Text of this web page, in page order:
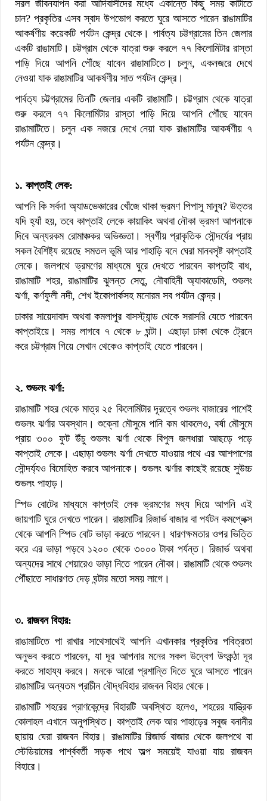
সরল জীবনযাপন করা আদিবাসীদের মধ্যে একান্তে কিছু সময় কাটাতে
চান? প্রকৃতির এসব স্বাদ উপভোগ করতে ঘুরে আসতে পারেন রাঙামাটির
আকর্ষণীয় কয়েকটি পর্যটন কেন্দ্র থেকে। পার্বত্য চট্টগ্রামের তিন জেলার
একটি রাঙামাটি। চট্টগ্রাম থেকে যাত্রা শুরু করলে ৭৭ কিলোমিটার রাস্তা
পাড়ি দিয়ে আপনি পৌঁছে যাবেন রাঙামাটিতে। চলুন, একনজরে দেখে
নেওয়া যাক রাঙামাটির আকর্ষণীয় সাত পর্যটন কেন্দ্র।
পার্বত্য চট্টগ্রামের তিনটি জেলার একটি রাঙামাটি। চট্টগ্রাম থেকে যাত্রা
শুরু করলে ৭৭ কিলোমিটার রাস্তা পাড়ি দিয়ে আপনি পৌঁছে যাবেন
রাঙামাটিতে। চলুন এক নজরে দেখে নেয়া যাক রাঙামাটির আকর্ষণীয় ৭
পর্যটন কেন্দ্র।
১. কাপ্তাই লেক:
আপনি কি সর্বদা অ্যাডভেঞ্চারের খোঁজে থাকা ভ্রমণ পিপাসু মানুষ? উত্তর
যদি হ্যাঁ হয়, তবে কাপ্তাই লেকে কায়াকিং অথবা নৌকা ভ্রমণ আপনাকে
দিবে অন্যরকম রোমাঞ্চকর অভিজ্ঞতা। স্বর্গীয় প্রাকৃতিক সৌন্দর্যের প্রায়
সকল বৈশিষ্ট্য রয়েছে সমতল ভূমি আর পাহাড়ি বনে ঘেরা মানবসৃষ্ট কাপ্তাই
লেকে। জলপথে ভ্রমণের মাধ্যমে ঘুরে দেখতে পারবেন কাপ্তাই বাধ,
রাঙামাটি শহর, রাঙামাটির ঝুলন্ত সেতু, নৌবাহিনী অ্যাকাডেমি, শুভলং
ঝর্ণা, কর্ণফুলী নদী, শেখ ইকোপার্কসহ মনোরম সব পর্যটন কেন্দ্র।
ঢাকার সায়েদাবাদ অথবা কমলাপুর বাসস্ট্যান্ড থেকে সরাসরি যেতে পারবেন
কাপ্তাইয়ে। সময় লাগবে ৭ থেকে ৮ ঘন্টা। এছাড়া ঢাকা থেকে ট্রেনে
করে চট্টগ্রাম গিয়ে সেখান থেকেও কাপ্তাই যেতে পারবেন।
২. শুভলং ঝর্ণা:
রাঙামাটি শহর থেকে মাত্র ২৫ কিলোমিটার দূরত্বে শুভলং বাজারের পাশেই
শুভলং ঝর্ণার অবস্থান। শুক্নো মৌসুমে পানি কম থাকলেও, বর্ষা মৌসুমে
প্রায় ৩০০ ফুট উঁচু শুভলং ঝর্ণা থেকে বিপুল জলধারা আছড়ে পড়ে
কাপ্তাই লেকে। এছাড়া শুভলং ঝর্ণা দেখতে যাওয়ার পথে এর আশপাশের
সৌন্দর্য্যও বিমোহিত করবে আপনাকে। শুভলং ঝর্ণার কাছেই রয়েছে সুউচ্চ
শুভলং পাহাড়।
স্পিড বোটের মাধ্যমে কাপ্তাই লেক ভ্রমণের মধ্য দিয়ে আপনি এই
জায়গাটি ঘুরে দেখতে পারেন। রাঙামাটির রিজার্ভ বাজার বা পর্যটন কমপ্লেক্স
থেকে আপনি স্পিড বোট ভাড়া করতে পারবেন। ধারণক্ষমতার ওপর ভিত্তি
করে এর ভাড়া পড়বে ১২০০ থেকে ৩০০০ টাকা পর্যন্ত। রিজার্ভ অথবা
অন্যদের সাথে শেয়ারেও ভাড়া নিতে পারেন নৌকা। রাঙামাটি থেকে শুভলং
পৌঁছাতে সাধারণত দেড় ঘন্টার মতো সময় লাগে।
৩. রাজবন বিহার:
রাঙামাটিতে পা রাখার সাথেসাথেই আপনি এখানকার প্রকৃতির পবিত্রতা
অনুভব করতে পারবেন, যা দূর আপনার মনের সকল উদ্বেগ উৎকন্ঠা দূর
করতে সাহায্য করবে। মনকে আরো প্রশান্তি দিতে ঘুরে আসতে পারেন
রাঙামাটির অন্যতম প্রাচীন বৌদ্ধবিহার রাজবন বিহার থেকে।
রাঙামাটি শহরের প্রাণকেন্দ্রে বিহারটি অবস্থিত হলেও, শহরের যান্ত্রিক
কোলাহল এখানে অনুপস্থিত। কাপ্তাই লেক আর পাহাড়ের সবুজ বনানীর
ছায়ায় ঘেরা রাজবন বিহার। রাঙামাটির রিজার্ভ বাজার থেকে জলপথে বা
স্টেডিয়ামের পার্শ্ববর্তী সড়ক পথে অল্প সময়েই যাওয়া যায় রাজবন
বিহারে।